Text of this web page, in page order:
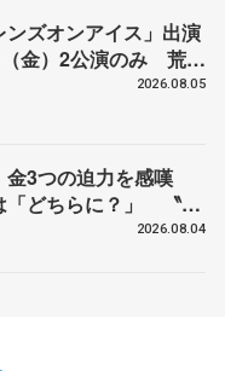
ンズオンアイス」出演
金）2公演のみ 荒川
ース、20周年のアイ
2026.08.05
金3つの迫力を感嘆
「どちらに？」 〝リ
ック3連覇の野村忠
2026.08.04